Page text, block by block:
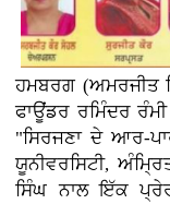
ਹਮਬਰਗ (ਅਮਰਜੀਤ
ਫਾਊਂਡਰ ਰਮਿੰਦਰ
"ਸਿਰਜਣਾ ਦੇ ਆਰ-
ਯੂਨੀਵਰਸਿਟੀ,
ਸਿੰਘ ਨਾਲ ਇੱਕ